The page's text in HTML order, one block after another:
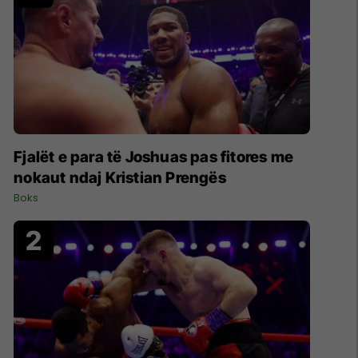
Fjalët e para të Joshuas pas fitores me
nokaut ndaj Kristian Prengës
Boks